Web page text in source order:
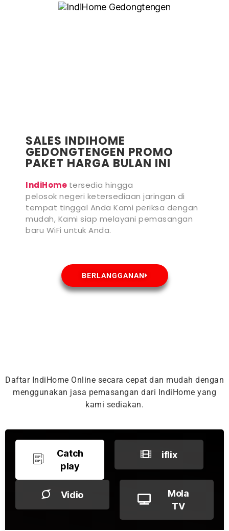
SALES INDIHOME
GEDONGTENGEN PROMO
PAKET HARGA BULAN INI
IndiHome tersedia hingga
pelosok negeri ketersediaan jaringan di
tempat tinggal Anda Kami periksa dengan
mudah, Kami siap melayani pemasangan
baru WiFi untuk Anda.
BERLANGGANAN
Daftar IndiHome Online secara cepat dan mudah dengan
menggunakan jasa pemasangan dari IndiHome yang
kami sediakan.
Catch
play
iflix
Vidio
Mola
TV